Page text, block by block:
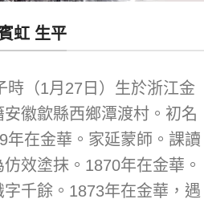
虹 生平
時（1月27日）生於浙江金
徽歙縣西鄉潭渡村。初名
年在金華。家延蒙師。課讀
效塗抹。1870年在金華。
千餘。1873年在金華，遇